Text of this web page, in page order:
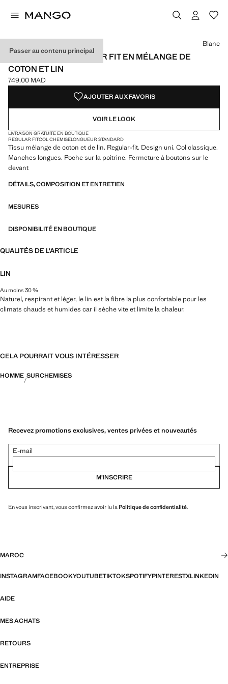
Passer au contenu principal
SURCHEMISE REGULAR FIT EN MÉLANGE DE
COTON ET LIN
Prix actuel [749,00 MAD ]
749,00 MAD
Choisissez une couleur
Couleur Blanc sélectionnée
Blanc
AJOUTER AUX FAVORIS
VOIR LE LOOK
LIVRAISON GRATUITE EN BOUTIQUE
REGULAR FITCOL CHEMISELONGUEUR STANDARD
Tissu mélange de coton et de lin. Regular-fit. Design uni. Col classique.
Manches longues. Poche sur la poitrine. Fermeture à boutons sur le
devant
DÉTAILS, COMPOSITION ET ENTRETIEN
MESURES
DISPONIBILITÉ EN BOUTIQUE
QUALITÉS DE L'ARTICLE
LIN
Au moins 30 %
Naturel, respirant et léger, le lin est la fibre la plus confortable pour les
climats chauds et humides car il sèche vite et limite la chaleur.
CELA POURRAIT VOUS INTÉRESSER
HOMME SURCHEMISES
Recevez promotions exclusives, ventes privées et nouveautés
E-mail
M’INSCRIRE
En vous inscrivant, vous confirmez avoir lu laPolitique de confidentialité.
MAROC
INSTAGRAMFACEBOOKYOUTUBETIKTOKSPOTIFYPINTERESTXLINKEDIN
AIDE
MES ACHATS
RETOURS
ENTREPRISE